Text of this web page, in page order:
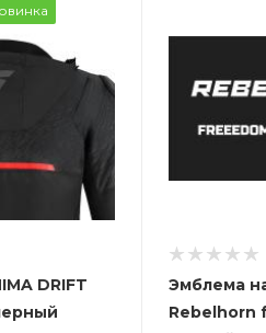
DRIFT
Эмблема
Rebelhorn